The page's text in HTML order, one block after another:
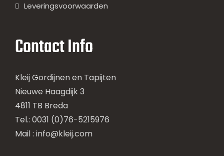
Leveringsvoorwaarden
Contact Info
Kleij Gordijnen en Tapijten
Nieuwe Haagdijk 3
4811 TB Breda
Tel.: 0031 (0)76-5215976
Mail : info@kleij.com